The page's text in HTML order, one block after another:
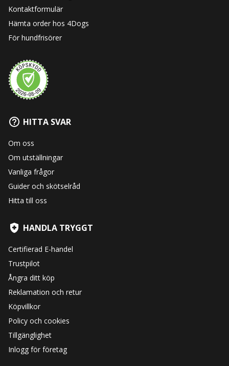
Kontaktformulär
Hämta order hos 4Dogs
För hundfrisörer
HITTA SVAR
Om oss
Om utställningar
Vanliga frågor
Guider och skötselråd
Hitta till oss
HANDLA TRYGGT
Certifierad E-handel
Trustpilot
Ångra ditt köp
Reklamation och retur
Köpvillkor
Policy och cookies
Tillgänglighet
Inlogg för företag